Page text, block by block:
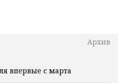
Архив
впервые с марта